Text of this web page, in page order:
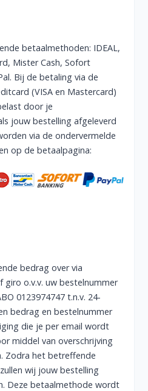
betaalmethoden: IDEAL,
Mister Cash, Sofort
Bij de betaling via de
(VISA en Mastercard)
door je
jouw bestelling afgeleverd
via de ondervermelde
op de betaalpagina:
bedrag over via
giro o.v.v. uw bestelnummer
0123974747 t.n.v. 24-
bedrag en bestelnummer
die je per email wordt
middel van overschrijving
Zodra het betreffende
wij jouw bestelling
Deze betaalmethode wordt